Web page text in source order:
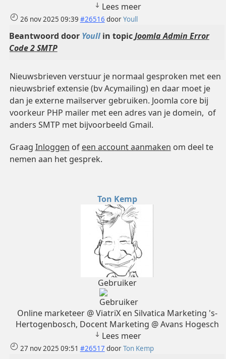
Lees meer
26 nov 2025 09:39 #26516 doorYoull
Beantwoord door Youllin topicJoomla Admin Error
Code 2 SMTP
Nieuwsbrieven verstuur je normaal gesproken met een
nieuwsbrief extensie (bv Acymailing) en daar moet je
dan je externe mailserver gebruiken. Joomla core bij
voorkeur PHP mailer met een adres van je domein, of
anders SMTP met bijvoorbeeld Gmail.
Graag Inloggen of een account aanmaken om deel te
nemen aan het gesprek.
Ton Kemp
Gebruiker
Online marketeer @ ViatriX en Silvatica Marketing 's-
Hertogenbosch, Docent Marketing @ Avans Hogesch
Lees meer
27 nov 2025 09:51 #26517 doorTon Kemp